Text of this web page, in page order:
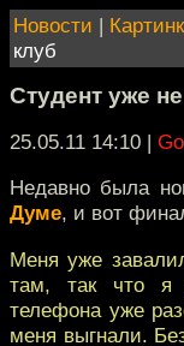
Новости |
клуб
Студент уже
25.05.11 14:10 |
Недавно была
Думе, и вот
Меня уже
там, так что я
телефона уже
меня выгнали.